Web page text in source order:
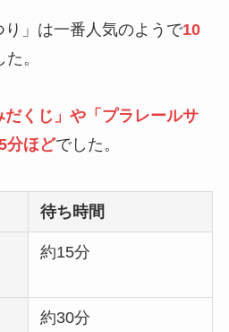
」は一番人気のようで10
。
くじ」や「プラレールサ
分ほどでした。
待ち時間
約15分
約30分